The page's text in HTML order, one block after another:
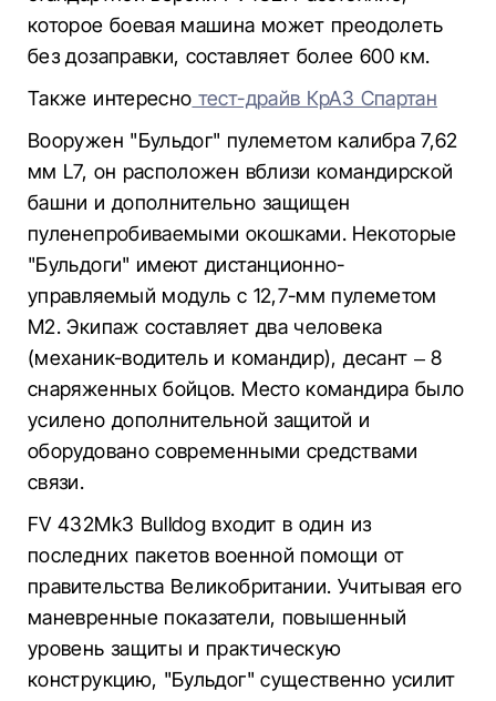
которое боевая машина может преодолеть
без дозаправки, составляет более 600 км.
Также интересно тест-драйв КрАЗ Спартан
Вооружен "Бульдог" пулеметом калибра 7,62
мм L7, он расположен вблизи командирской
башни и дополнительно защищен
пуленепробиваемыми окошками. Некоторые
"Бульдоги" имеют дистанционно-
управляемый модуль с 12,7-мм пулеметом
M2. Экипаж составляет два человека
(механик-водитель и командир), десант – 8
снаряженных бойцов. Место командира было
усилено дополнительной защитой и
оборудовано современными средствами
связи.
FV 432Mk3 Bulldog входит в один из
последних пакетов военной помощи от
правительства Великобритании. Учитывая его
маневренные показатели, повышенный
уровень защиты и практическую
конструкцию, "Бульдог" существенно усилит